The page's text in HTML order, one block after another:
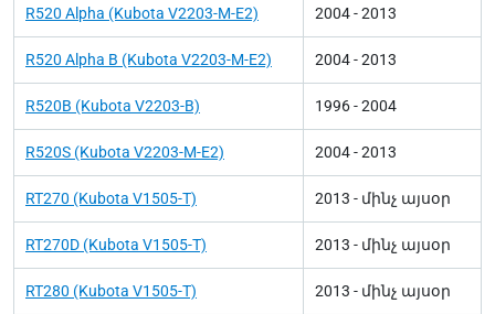
R520 Alpha (Kubota V2203-M-E2) 2004 - 2013
R520 Alpha B (Kubota V2203-M-E2) 2004 - 2013
R520B (Kubota V2203-B) 1996 - 2004
R520S (Kubota V2203-M-E2) 2004 - 2013
RT270 (Kubota V1505-T) 2013 - մինչ այսօր
RT270D (Kubota V1505-T) 2013 - մինչ այսօր
RT280 (Kubota V1505-T) 2013 - մինչ այսօր